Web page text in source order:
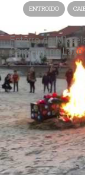
ENTROIDO
Enterro da
Caietano de Laxe